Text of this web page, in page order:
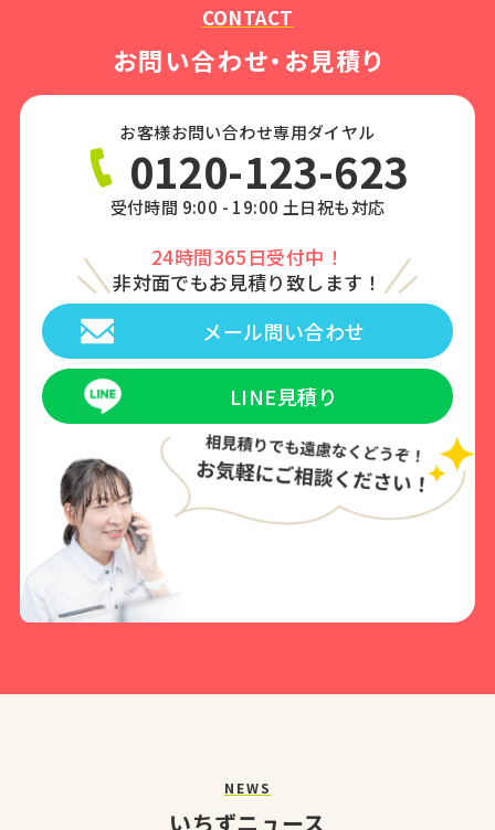
CONTACT
お問い合わせ・お見積り
お客様お問い合わせ専用ダイヤル
0120-123-623
受付時間 9:00 - 19:00 土日祝も対応
24時間365日受付中！
非対面でもお見積り致します！
メール問い合わせ
LINE見積り
NEWS
いちずニュース